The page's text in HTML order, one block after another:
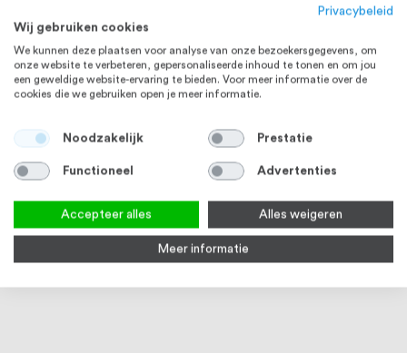
STAAL STAAL
Privacybeleid
Wij gebruiken cookies
We kunnen deze plaatsen voor analyse van onze bezoekersgegevens, om
onze website te verbeteren, gepersonaliseerde inhoud te tonen en om jou
een geweldige website-ervaring te bieden. Voor meer informatie over de
cookies die we gebruiken open je meer informatie.
Noodzakelijk Prestatie
Functioneel Advertenties
Accepteer alles Alles weigeren
Meer informatie